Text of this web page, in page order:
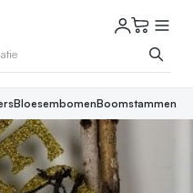
BloesembomenBoomstammen